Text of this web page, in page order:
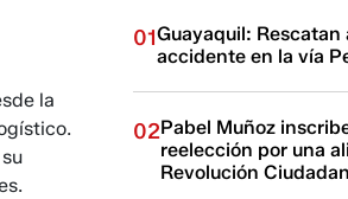
la
01Guayaquil:
accidente en la vía
02Pabel Muñoz
reelección por una
Revolución